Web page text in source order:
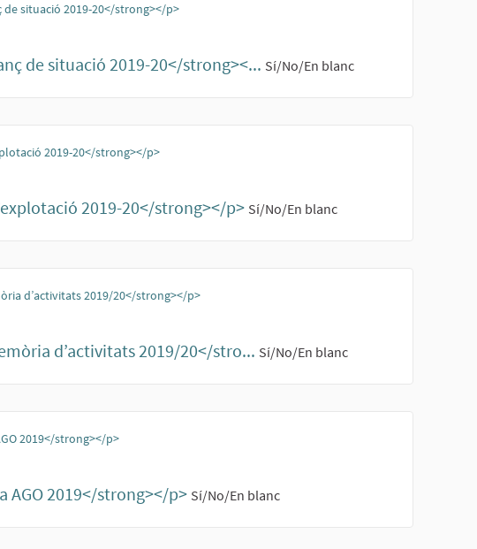
situació 2019-20</strong></p>
de situació 2019-20</strong><... Sí/No/En blanc
2019-20</strong></p>
2019-20</strong></p> Sí/No/En blanc
d’activitats 2019/20</strong></p>
d’activitats 2019/20</stro... Sí/No/En blanc
2019</strong></p>
AGO 2019</strong></p> Sí/No/En blanc